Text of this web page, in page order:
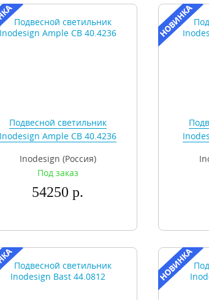
Подвесной светильник
Inodesign Ample CB 40.4236
Inodesign (Россия)
Под заказ
54250 р.